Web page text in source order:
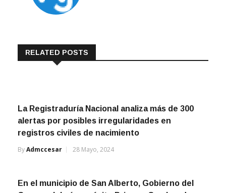
RELATED POSTS
La Registraduría Nacional analiza más de 300
alertas por posibles irregularidades en
registros civiles de nacimiento
ByAdmccesar 28 Mayo, 2024
En el municipio de San Alberto, Gobierno del